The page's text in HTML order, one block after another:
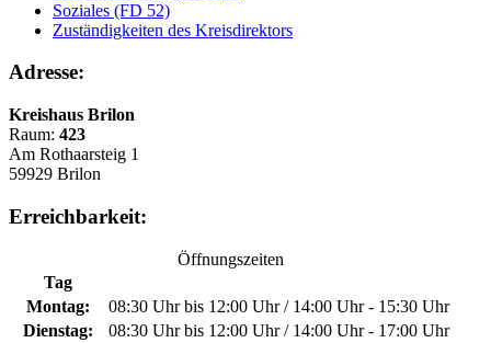
Soziales (FD 52)
Zuständigkeiten des Kreisdirektors
Adresse:
Kreishaus Brilon
Raum: 423
Am Rothaarsteig 1
59929 Brilon
Erreichbarkeit:
Öffnungszeiten
Tag
Montag:
08:30 Uhr bis 12:00 Uhr / 14:00 Uhr - 15:30 Uhr
Dienstag:
08:30 Uhr bis 12:00 Uhr / 14:00 Uhr - 17:00 Uhr